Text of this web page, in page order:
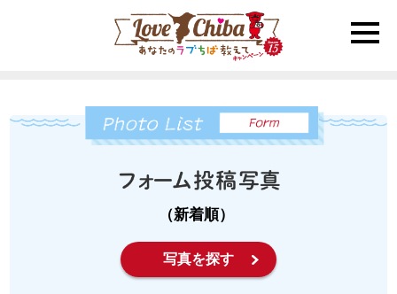
toggle
（新着順）
写真を探す